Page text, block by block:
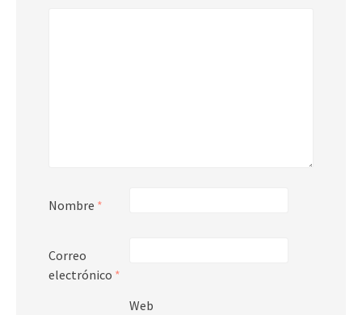
Nombre *
Correo
electrónico *
Web